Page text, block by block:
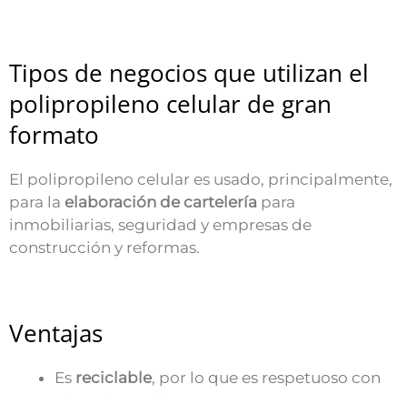
Tipos de negocios que utilizan el
polipropileno celular de gran
formato
El polipropileno celular es usado, principalmente,
para la elaboración de cartelería para
inmobiliarias, seguridad y empresas de
construcción y reformas.
Ventajas
Es reciclable, por lo que es respetuoso con